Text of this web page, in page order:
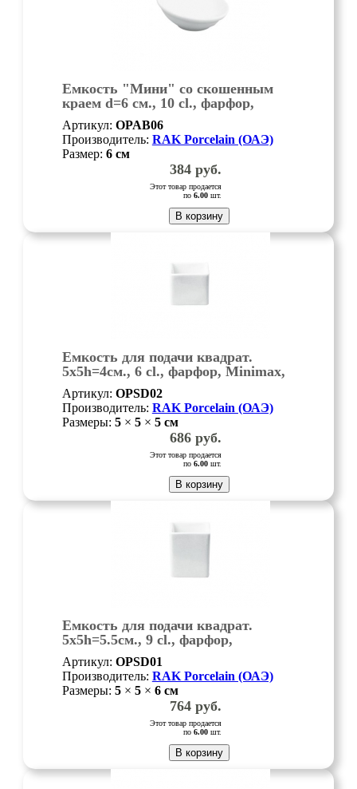
Емкость "Мини" со скошенным
краем d=6 см., 10 cl., фарфор,
Minimax, шт
Артикул: OPAB06
Производитель: RAK Porcelain (ОАЭ)
Размер: 6см
384руб.
Этот товар продается
по 6.00шт.
В корзину
Емкость для подачи квадрат.
5х5h=4см., 6 cl., фарфор, Minimax,
шт
Артикул: OPSD02
Производитель: RAK Porcelain (ОАЭ)
Размеры: 5× 5× 5см
686руб.
Этот товар продается
по 6.00шт.
В корзину
Емкость для подачи квадрат.
5х5h=5.5см., 9 cl., фарфор,
Minimax, шт
Артикул: OPSD01
Производитель: RAK Porcelain (ОАЭ)
Размеры: 5× 5× 6см
764руб.
Этот товар продается
по 6.00шт.
В корзину